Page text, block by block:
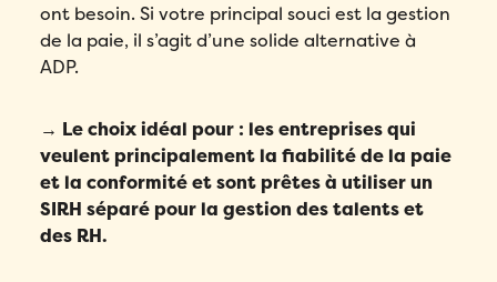
ont besoin. Si votre principal souci est la gestion
de la paie, il s’agit d’une solide alternative à
ADP.
→ Le choix idéal pour : les entreprises qui
veulent principalement la fiabilité de la paie
et la conformité et sont prêtes à utiliser un
SIRH séparé pour la gestion des talents et
des RH.